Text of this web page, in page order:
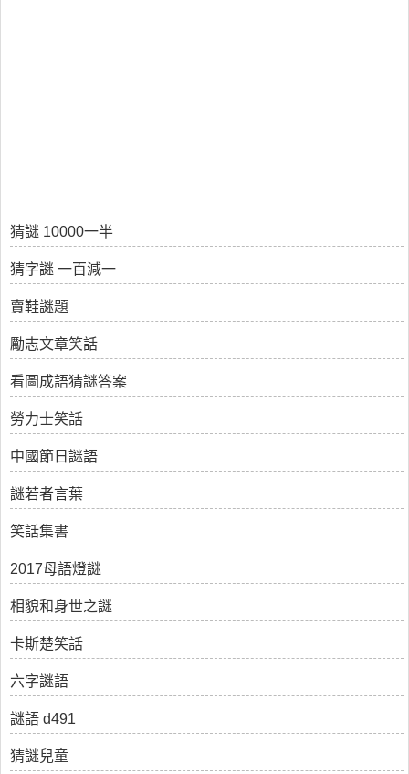
猜謎 10000一半
猜字謎 一百減一
賣鞋謎題
勵志文章笑話
看圖成語猜謎答案
勞力士笑話
中國節日謎語
謎若者言葉
笑話集書
2017母語燈謎
相貌和身世之謎
卡斯楚笑話
六字謎語
謎語 d491
猜謎兒童